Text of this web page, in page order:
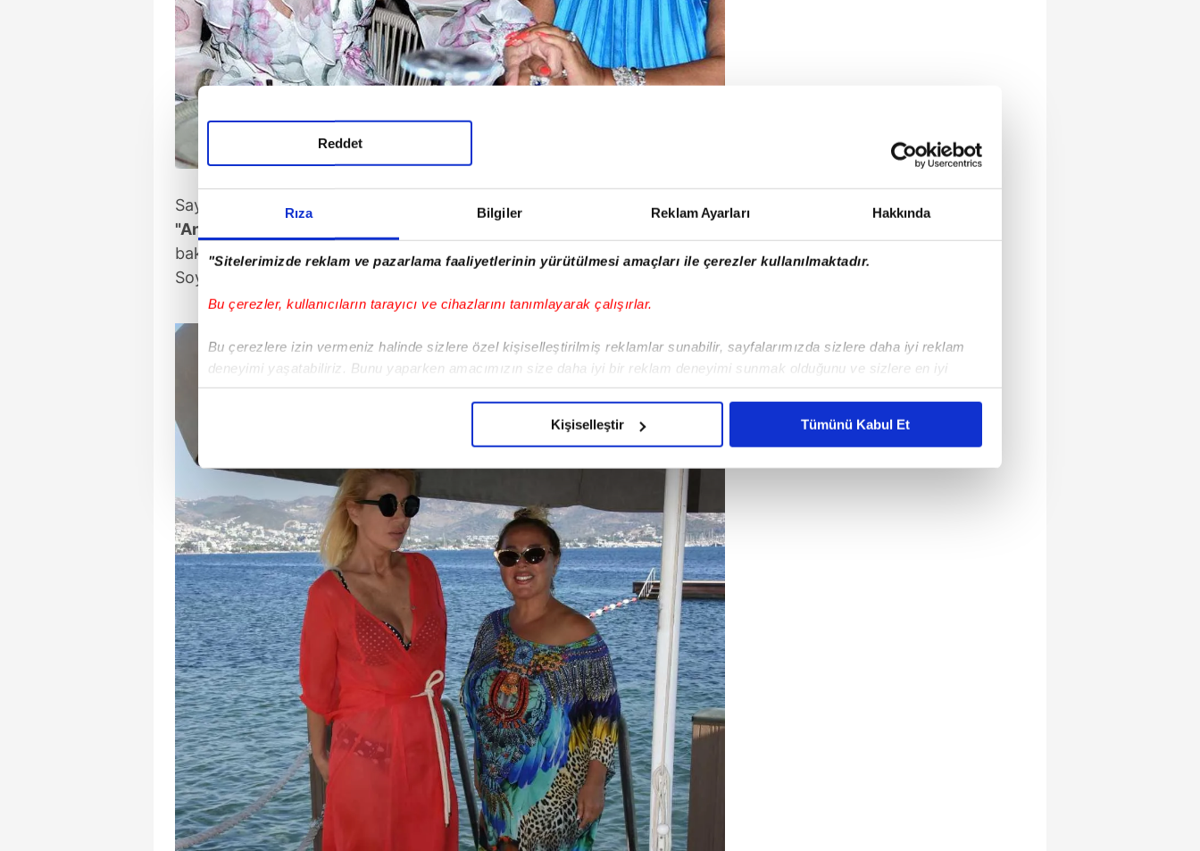
Rıza Bilgiler Reklam Ayarları Hakkında
"Sitelerimizde reklam ve pazarlama faaliyetlerinin yürütülmesi amaçları ile çerezler kullanılmaktadır.
Bu çerezler, kullanıcıların tarayıcı ve cihazlarını tanımlayarak çalışırlar.
Bu çerezlere izin vermeniz halinde sizlere özel kişiselleştirilmiş reklamlar sunabilir, sayfalarımızda sizlere daha iyi reklam
deneyimi yaşatabiliriz. Bunu yaparken amacımızın size daha iyi bir reklam deneyimi sunmak olduğunu ve sizlere en iyi
içerikleri sunabilmek adına elimizden gelen çabayı gösterdiğimizi ve bu noktada, reklamların maliyetlerimizi karşılamak
Sizlere daha iyi bir hizmet sunabilmek için İnternet Sitemizde kendimize ve üçüncü kişilere ait çerezler kullanılmaktadır. Bu
çerezler vasıtasıyla çeşitli kişisel verileriniz işlenmekte olup gerekli olan çerezler bilgi toplumu hizmetlerinin sunulması
amacıyla kullanılmaktadır. Diğer çerezler, sitemizin daha işlevsel kılınması ve kişiselleştirilmesi ve sizlere yönelik
reklam/pazarlama faaliyetlerinin yapılması, amaçlarıyla sınırlı olarak açık rızanız dahilinde kullanılacaktır.
Çerezlere ilişkin tercihlerinizi aşağıda yer alan panel vasıtasıyla belirleyebilirsiniz. Çerezlere ilişkin detaylı bilgi için Ayarlar
butonuna tıklayabilir,
Çerez Bilgilendirme Metnimizi ziyaret edebilirsiniz.
6698 sayılı Kişisel Verilerin Korunması Kanunu uyarınca hazırlanmış Aydınlatma Metnimizi okumak ve sitemizde ilgili
mevzuata uygun olarak kullanılan çerezlerle ilgili bilgi almak için lütfentıklayınız.
Reddet
Kişiselleştir Tümünü Kabul Et
Sayan, 30 yıldır her anını paylaştığı Safiye Soyman ile olan bağını
"Annemden daha iyi bilir"
bakla ıslanmadığını da esprili bir dille itiraf etti. Sayan'a göre Safiye
Soyman, adeta tek kişilik bir haber ajansı gibi çalışıyor!